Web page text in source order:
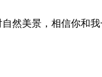
然美景，相信你和